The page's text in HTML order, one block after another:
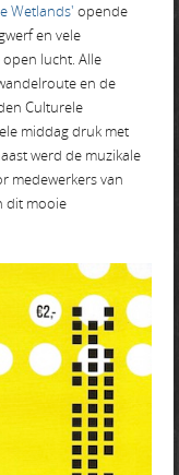
Wetlands' opende
en vele
lucht. Alle
en de
Culturele
middag druk met
werd de muzikale
medewerkers van
dit mooie